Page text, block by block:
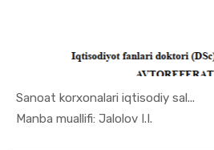
Sanoat korxonalari iqtisodiy sal...
Manba muallifi: Jalolov I.I.In Ekonome...